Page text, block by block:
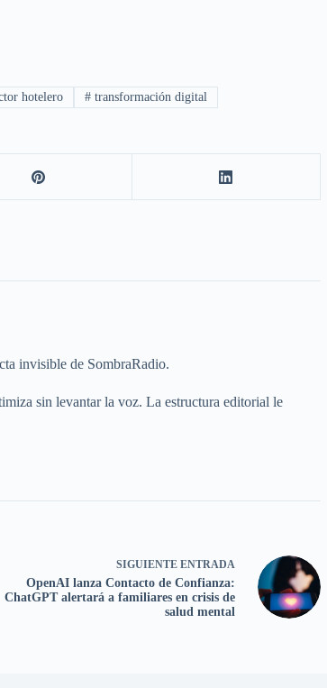
hotelero # transformación digital
invisible de SombraRadio.
sin levantar la voz. La estructura editorial le
SIGUIENTE ENTRADA
OpenAI lanza Contacto de Confianza:
ChatGPT alertará a familiares en crisis de
salud mental